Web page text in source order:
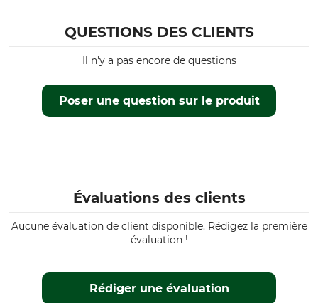
QUESTIONS DES CLIENTS
Poser une question sur le produit
Il n'y a pas encore de questions
Évaluations des clients
Aucune évaluation de client disponible. Rédigez la première
évaluation !
Rédiger une évaluation